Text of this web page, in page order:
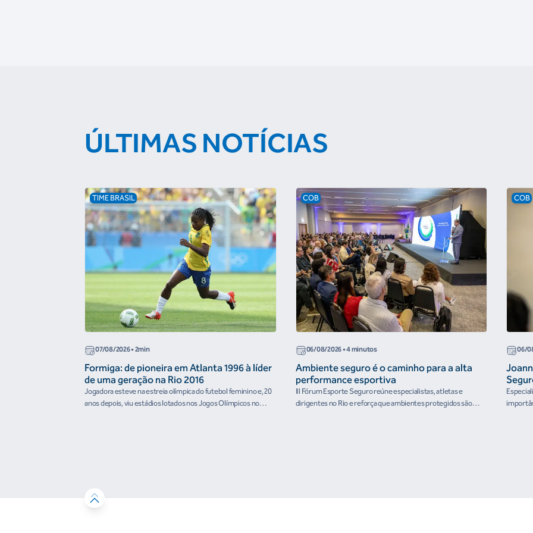
ÚLTIMAS NOTÍCIAS
TIME BRASIL
07/08/2026• 2min
Formiga: de pioneira em Atlanta 1996 à líder
de uma geração na Rio 2016
Jogadora esteve na estreia olímpica do futebol feminino e, 20
anos depois, viu estádios lotados nos Jogos Olímpicos no
COB
06/08/2026• 4 minutos
Ambiente seguro é o caminho para a alta
performance esportiva
III Fórum Esporte Seguro reúne especialistas, atletas e
dirigentes no Rio e reforça que ambientes protegidos são
COB
06/